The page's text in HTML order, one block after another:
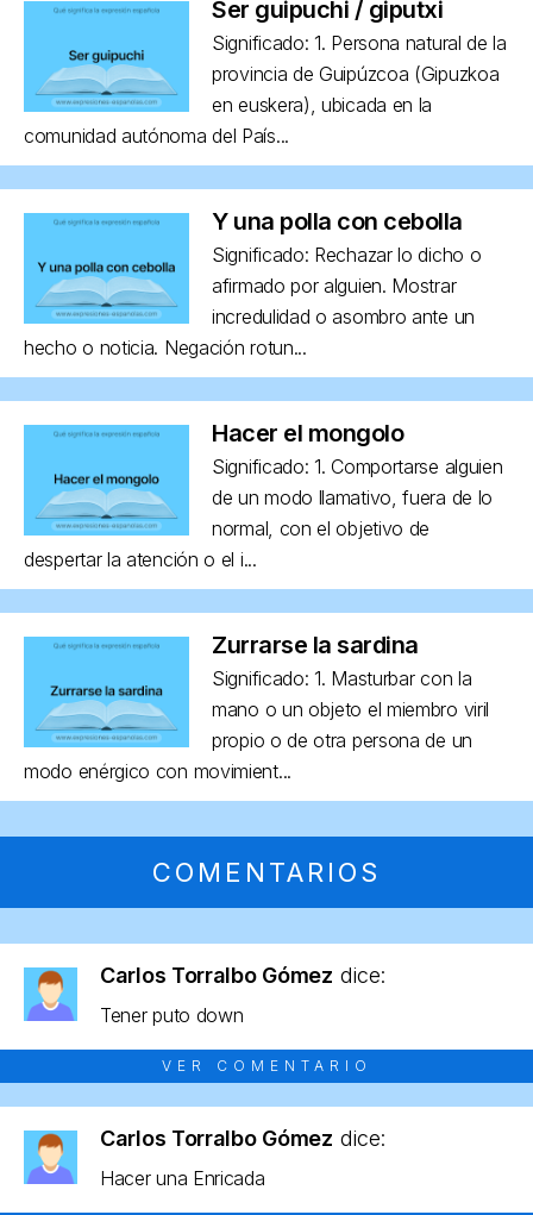
Ser guipuchi / giputxi
Significado: 1. Persona natural de la
provincia de Guipúzcoa (Gipuzkoa
en euskera), ubicada en la
comunidad autónoma del País...
Y una polla con cebolla
Significado: Rechazar lo dicho o
afirmado por alguien. Mostrar
incredulidad o asombro ante un
hecho o noticia. Negación rotun...
Hacer el mongolo
Significado: 1. Comportarse alguien
de un modo llamativo, fuera de lo
normal, con el objetivo de
despertar la atención o el i...
Zurrarse la sardina
Significado: 1. Masturbar con la
mano o un objeto el miembro viril
propio o de otra persona de un
modo enérgico con movimient...
COMENTARIOS
Carlos Torralbo Gómez dice:
Tener puto down
VER COMENTARIO
Carlos Torralbo Gómez dice:
Hacer una Enricada